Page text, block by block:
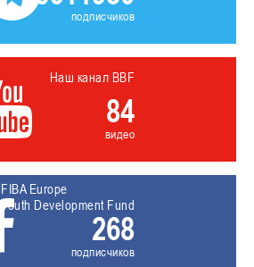
подписчиков
Наш канал BBF
84
видео
FIBA Europe
Youth Development Fund
268
подписчиков